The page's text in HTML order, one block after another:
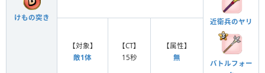
けもの突き 近衛兵のヤリ
バトルフォー
【対象】
敵1体
【CT】
15秒
【属性】
無